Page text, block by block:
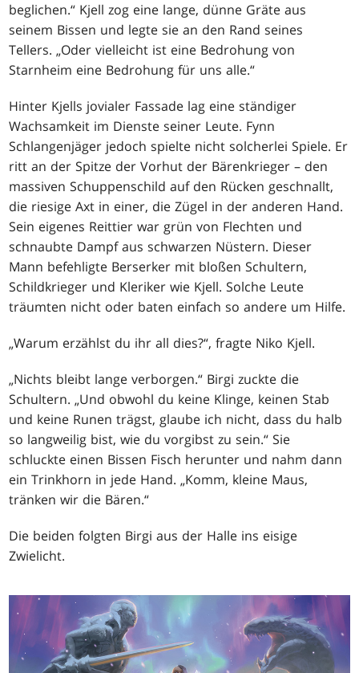
beglichen.“ Kjell zog eine lange, dünne Gräte aus
seinem Bissen und legte sie an den Rand seines
Tellers. „Oder vielleicht ist eine Bedrohung von
Starnheim eine Bedrohung für uns alle.“
Hinter Kjells jovialer Fassade lag eine ständiger
Wachsamkeit im Dienste seiner Leute. Fynn
Schlangenjäger jedoch spielte nicht solcherlei Spiele. Er
ritt an der Spitze der Vorhut der Bärenkrieger – den
massiven Schuppenschild auf den Rücken geschnallt,
die riesige Axt in einer, die Zügel in der anderen Hand.
Sein eigenes Reittier war grün von Flechten und
schnaubte Dampf aus schwarzen Nüstern. Dieser
Mann befehligte Berserker mit bloßen Schultern,
Schildkrieger und Kleriker wie Kjell. Solche Leute
träumten nicht oder baten einfach so andere um Hilfe.
„Warum erzählst du ihr all dies?“, fragte Niko Kjell.
„Nichts bleibt lange verborgen.“ Birgi zuckte die
Schultern. „Und obwohl du keine Klinge, keinen Stab
und keine Runen trägst, glaube ich nicht, dass du halb
so langweilig bist, wie du vorgibst zu sein.“ Sie
schluckte einen Bissen Fisch herunter und nahm dann
ein Trinkhorn in jede Hand. „Komm, kleine Maus,
tränken wir die Bären.“
Die beiden folgten Birgi aus der Halle ins eisige
Zwielicht.